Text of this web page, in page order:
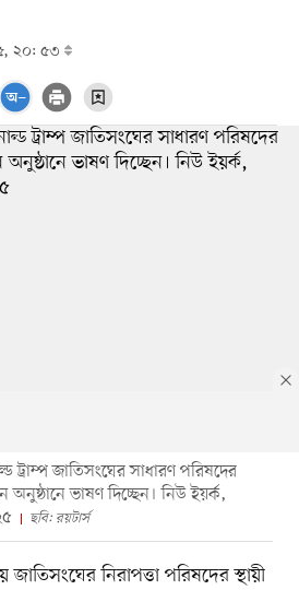
২০: ৫৩
ট্রাম্প জাতিসংঘের সাধারণ পরিষদের
ভাষণ দিচ্ছেন। নিউ ইয়র্ক,
ছবি: রয়টার্স
জাতিসংঘের নিরাপত্তা পরিষদের স্থায়ী